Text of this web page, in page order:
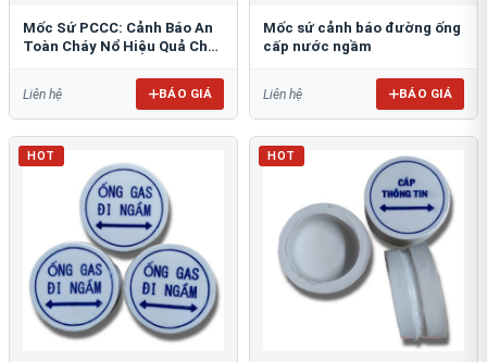
Mốc Sứ PCCC: Cảnh Báo An
Toàn Cháy Nổ Hiệu Quả Cho
Liên hệ BÁO GIÁ
Mốc sứ cảnh báo đường ống
cấp nước ngầm
Liên hệ BÁO GIÁ
HOT HOT